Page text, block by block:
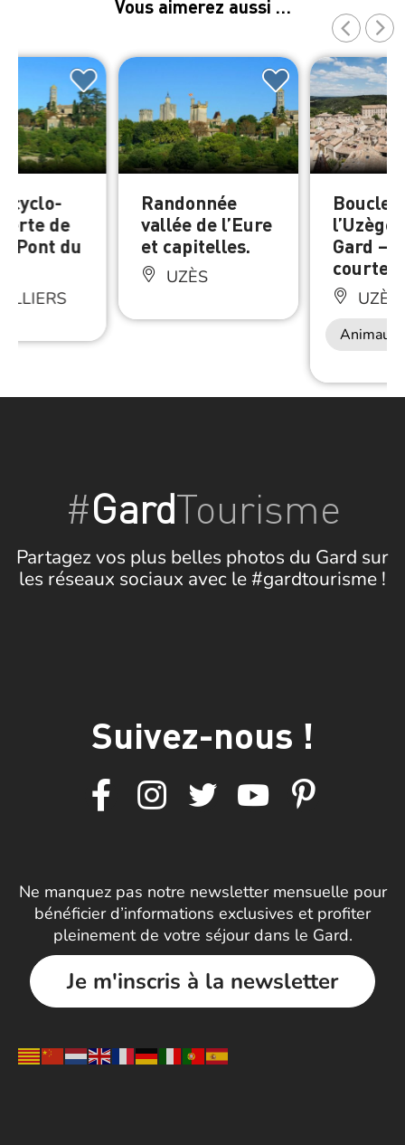
Vous aimerez aussi …
cyclo-
de
Pont du
Randonnée
vallée de l’Eure
et capitelles.
UZÈS
Boucle
l’Uzège
Gard –
courte
UZÈS
Animaux
#GardTourisme
Partagez vos plus belles photos du Gard sur
les réseaux sociaux avec le #gardtourisme !
Suivez-nous !
Ne manquez pas notre newsletter mensuelle pour
bénéficier d’informations exclusives et profiter
pleinement de votre séjour dans le Gard.
Je m'inscris à la newsletter